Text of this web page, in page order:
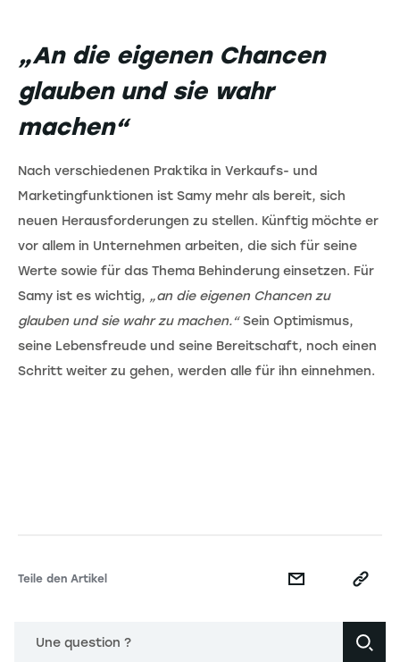
„An die eigenen Chancen
glauben und sie wahr
machen“
Nach verschiedenen Praktika in Verkaufs- und
Marketingfunktionen ist Samy mehr als bereit, sich
neuen Herausforderungen zu stellen. Künftig möchte er
vor allem in Unternehmen arbeiten, die sich für seine
Werte sowie für das Thema Behinderung einsetzen. Für
Samy ist es wichtig, „an die eigenen Chancen zu
glauben und sie wahr zu machen.“Sein Optimismus,
seine Lebensfreude und seine Bereitschaft, noch einen
Schritt weiter zu gehen, werden alle für ihn einnehmen.
Teile den Artikel
Une question ?